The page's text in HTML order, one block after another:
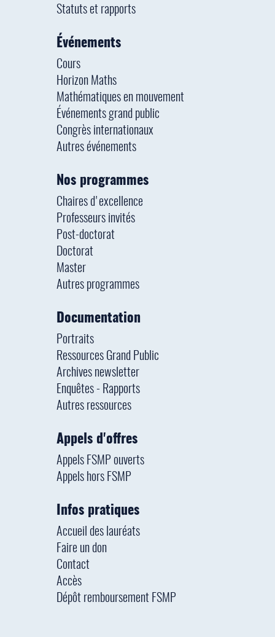
Statuts et rapports
Événements
Cours
Horizon Maths
Mathématiques en mouvement
Événements grand public
Congrès internationaux
Autres événements
Nos programmes
Chaires d'excellence
Professeurs invités
Post-doctorat
Doctorat
Master
Autres programmes
Documentation
Portraits
Ressources Grand Public
Archives newsletter
Enquêtes - Rapports
Autres ressources
Appels d'offres
Appels FSMP ouverts
Appels hors FSMP
Infos pratiques
Accueil des lauréats
Faire un don
Contact
Accès
Dépôt remboursement FSMP